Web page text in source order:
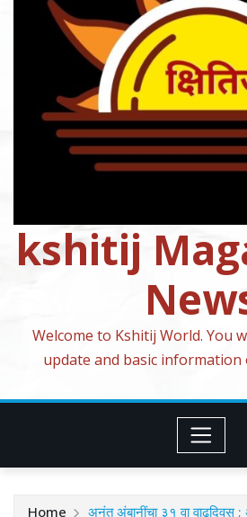
kshitij
Welcome to Kshitij World. You
update and basic
Home अनंत अंबानींचा ३१ वा वाढदिवस